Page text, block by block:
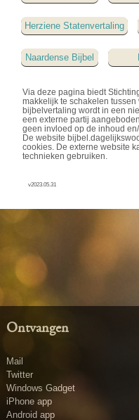
Herziene Statenvertaling
Naardense Bijbel
Via deze pagina biedt
makkelijk te schakelen
bijbelvertaling wordt in een
een externe partij
geen invloed op de inhoud
De website
cookies. De externe website
technieken gebruiken.
v2023.05.31
Ontvangen
Mail
Twitter
Windows Gadget
iPhone app
Android app